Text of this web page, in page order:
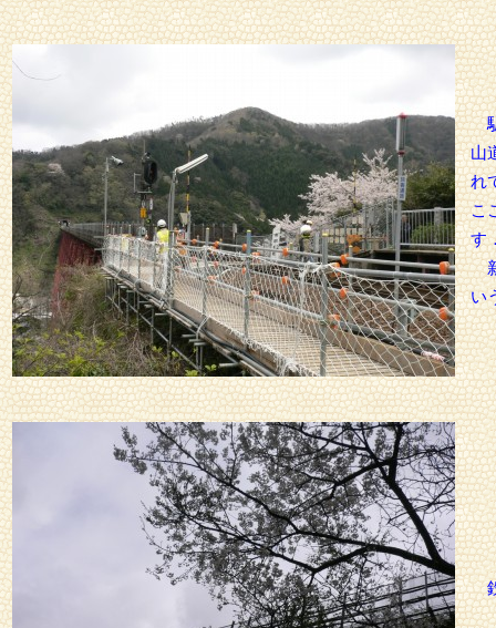
駅
山
れ
こ
す
新
い
鉄